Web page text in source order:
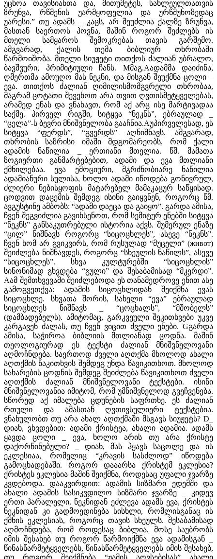
უცხოა თავისიანთა და, მითუმეტეს, სახლეულთათვის
ზრუნვა, რწმენის უარმყოფელია და ურწმუნოზედაც
უარესი.” თუ ადამს _ კაცს, არ შეუძლია ქალზე ზრუნვა,
მასთან საერთოს პოვნა, მაშინ როგორ შეძლებს ის
მთელი სამყაროს შემოკრებას თავის გარშემო.
ამგვარად, ქალის თემა ბიბლიურ თხრობაში
წარმოიშობა. მთელი სიუჟეტი თითქოს ძალიან უბრალო,
ბავშვური, პრიმიტიული ჩანს. Mმაგ.Aადამმა დაიძინა,
ღმერთმა ამოუღო მას ნეკნი, და მისგან შეუქმნა ცოლი –
ევა. თითქოს ძალიან ღიმილისმომგვრელი თხრობაა,
მაგრამ ცოტათი შევეხოთ არა თვით ღვთისმეტყველებას,
არამედ ენას და ვნახავთ, რომ აქ არც ისე მარტივადაა
საქმე. პირველ რიგში, სიტყვა “ნეკნს”, ებრაულად _
“ცელა”-ს ბევრი მნიშვნელობა გააჩნია.Aუპირველესად, ეს
სიტყვა “ფერდს”, “გვერდს” აღნიშნავს. ამგვარად,
თხრობის საზრისი იმაში მდგომარეობს, რომ ქალი
ადამის ნაწილია _ ერთიანი მთელია. წმ. მამათა
ზოგიერთი განმარტებებით, ადამი და ევა მთლიანი
ქმნილებაა. ევა ემოციური, მგრძნობიარე ნაწილია
ადამიანური სულისა, ხოლო ადამი იწოდება გონივრულ,
ძლიერი ნებისყოფის მატარებელ მამაკაცურ საწყისად.
ცოდვით დაცემის შემდეგ ისინი გაიყვნენ, როგორც წმ.
ავგუსტინე ამბობს: “ადამი დაეცა და გაიყო”. გარდა ამისა,
ჩვენ შეგვიძლია გავიხსენოთ, რომ სემიტურ ენებში სიტყვა
“ნეკნს” განსაკუთრებული ისტორია აქვს. შუმერულ ენაზე
“ცილ” ნიშნავს როგორც “სიცოცხლეს”, ასევე “ნეკნს”.
ჩვენ ხომ არ გვიკვირს, რომ რუსულად “მუცელი” (живот)
შეიძლება ნიშნავდეს, როგორც “სხეულის ნაწილს”, ასევე
“სიცოცხლეს”. სხვა კულტურებში “სიცოცხლის”
სინონიმად გხვდება “გული” და შესაბამისად “მკერდი”.
Aამ შემთხვევაში შეიძლებოდა ეს თანამედროვე ენით ასე
გამოგვეთქვა: ადამის სიცოცხლიდან შეიქმნა ევას
სიცოცხლე. სხვათა შორის, სახელი “ევა” ებრაულად
სიცოცხლეს ნიშნავს _ “ცოცხალს”, “მშობელს”
(დამბადებელს). ამიტომაც, გარკვეული შეკითხვები უკვე
კარგავენ ძალას, თუ ჩვენ ვიცით ძველი ენები. Gგარდა
ამისა, საჭიროა ბიბლიის მთლიანად ცოდნა. მაშინ
თეოლოგიურად ეს ტექსტი ძალიან მნიშვნელოვანი
აღმოჩნდება. საერთოდ ძველი აღთქმა მხოლოდ ახალი
აღთქმის წაკითხვის შემდეგ უნდა წავიკითხოთ. მხოლოდ
სახარების ცოდნის შემდეგ შეიძლება წავიკითხოთ ძველი
აღთქმის ძალიან მნიშვნელოვანი ტექსტები. ისინი
მნიშვნელოვანია იმიტომ, რომ უმნიშვნელოდ გვეჩვენება.
სწორედ აქ იმალება ცდუნების საფრთხე. ეს ძალიან
რთული და ამასთან ღვთივსულიერი ტექსტებია.
ვნახულობთ თუ არა ახალ აღთქმაში მსგავს სიუჟეტს? D_
დიახ, ვხვდებით: ადამი ქრისტეა, ახალი ადამია. ადამს
ყავდა ცოლი _ ევა, ხოლო არის თუ არა ქრისტე
დაქორწინებული? _ დიახ, მას ჰყავს საცოლე და ის
ეკლესიაა, რომელიც “კრავის სასძლოდ” იწოდება
გამოცხადებაში. როგორ დააარსა ქრისტემ ეკლესია?
ქრისტეს ეკლესია მაშინ შეიქმნა, როდესაც უფალი ჯვარზე
კვდებოდა. დააკვირდით: ადამის სიზმარი ედემში და
ახალი ადამის სასიკვდილო სიზმარი ჯვარზე _ კიდევ
ერთი პარალელი. ნეკნიდან ეძლევა ადამს ევა, ქრისტეს
ნეკნიდან კი გადმოედინება სისხლი, რომლისგანაც ის
ქმნის ეკლესიას, როგორც თავის სხეულს. შესაბამისად
აღმოჩნდება, რომ როდესაც ბიბლია, მოსე საუბრობს
იმის შესახებ თუ როგორ წარმოიქმნა ევა ადამისგან _
წინასწარმეტყველებს, წინასწარმეტყველებს იმის შესახებ,
თუ როგორ შეიქმნება “ჟამის აღვსებისას” ახალი